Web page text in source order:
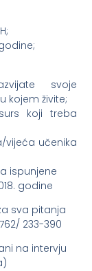
svoje
kojem živite;
koji treba
vijeća učenika
ispunjene
godine
sva pitanja
233-390
na intervju